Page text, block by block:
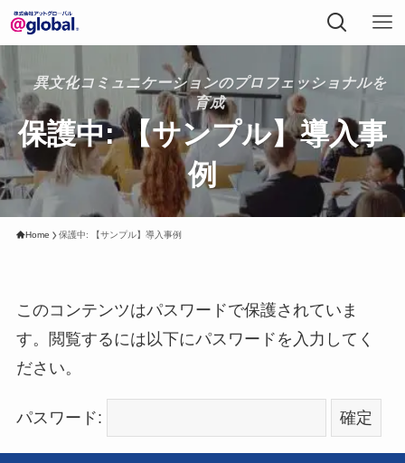
保護中: 【サンプル】導入事
例
異文化コミュニケーションのプロフェッショナルを
育成
Home 保護中: 【サンプル】導入事例
このコンテンツはパスワードで保護されていま
す。閲覧するには以下にパスワードを入力してく
ださい。
パスワード: